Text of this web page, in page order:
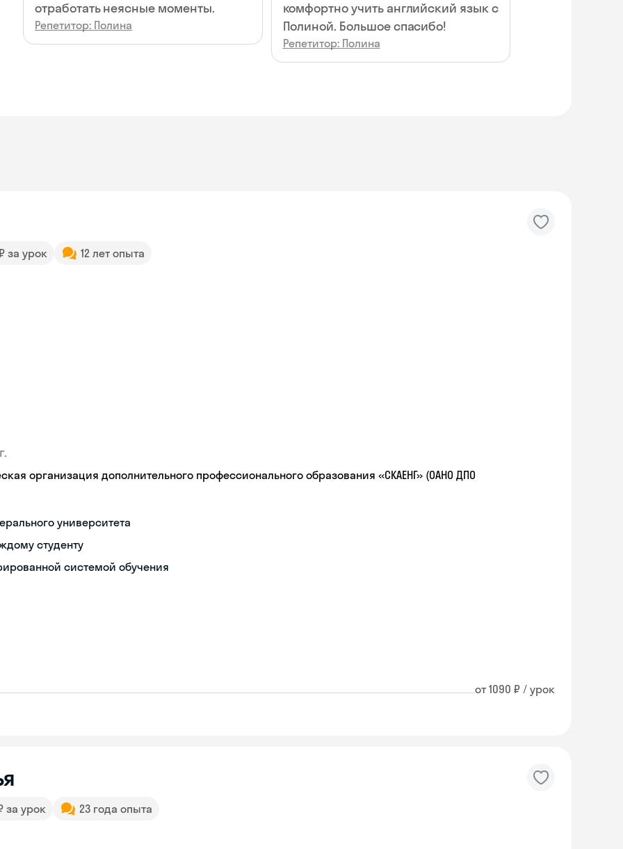
отработать неясные моменты.
Репетитор: Полина
комфортно учить английский язык с
Полиной. Большое спасибо!
Репетитор: Полина
за урок 12 лет опыта
организация дополнительного профессионального образования «СКАЕНГ» (ОАНО ДПО
университета
студенту
системой обучения
от 1090 ₽ / урок
за урок 23 года опыта